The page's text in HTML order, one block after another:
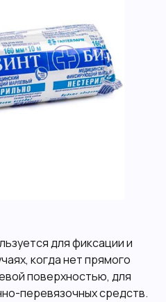
для фиксации и
когда нет прямого
поверхностью, для
перевязочных средств.